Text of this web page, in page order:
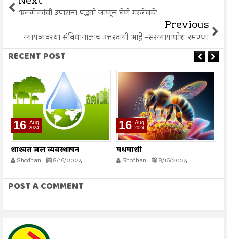
‘एकमेकांची उपासना पद्धती जाणून घेणे गरजेचचे’
Previous
न्यायव्यवस्था संविधानालाच उत्तरदायी आहे -सरन्यायाधीश रमण्णा
RECENT POST
16 Aug
2024
शाश्वत जल व्यवस्थापन
Shodhan 8/16/2024
16 Aug
2024
मधमाशी
Shodhan 8/16/2024
POST A COMMENT